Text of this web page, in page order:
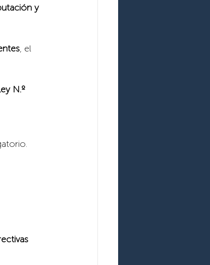
y
, el
N.º